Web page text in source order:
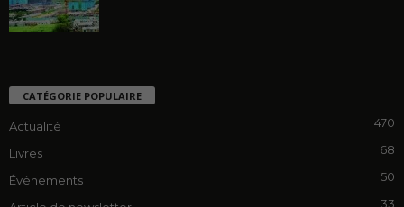
CATÉGORIE POPULAIRE
Actualité 470
Livres 68
Événements 50
33